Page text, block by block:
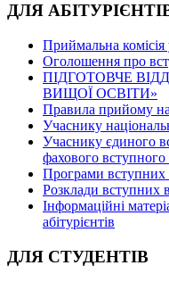
ДЛЯ
Приймальна комісія
Оголошення про
ПІДГОТОВЧЕ
ВИЩОЇ ОСВІТИ»
Правила прийому
Учаснику
Учаснику єдиного
фахового
Програми вступних
Розклади вступних
Інформаційні
абітурієнтів
ДЛЯ СТУДЕНТІВ